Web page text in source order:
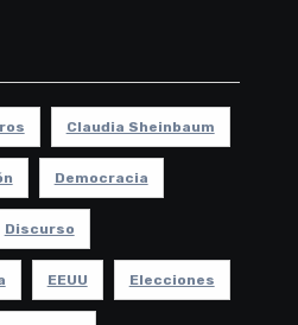
Claudia Sheinbaum
Democracia
Discurso
EEUU Elecciones